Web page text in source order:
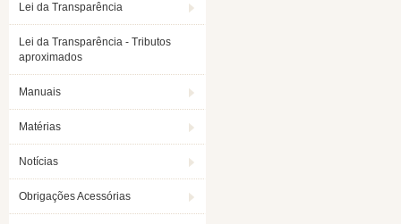
Lei da Transparência
Lei da Transparência - Tributos
aproximados
Manuais
Matérias
Notícias
Obrigações Acessórias